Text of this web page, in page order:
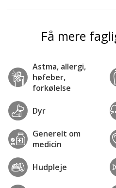
Få mere
Astma, allergi,
høfeber,
forkølelse
Dyr
Generelt om
medicin
Hudpleje